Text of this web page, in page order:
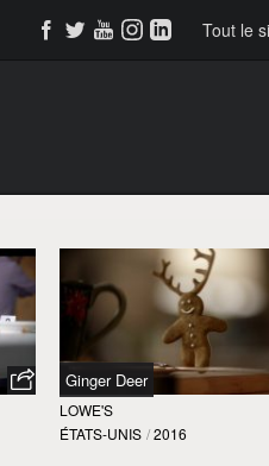
Tout le
Ginger Deer
LOWE'S
ÉTATS-UNIS / 2016